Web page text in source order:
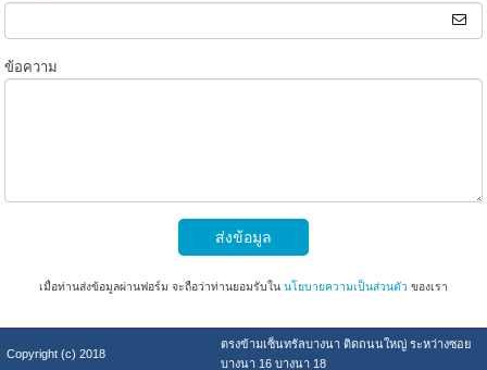
ข้อความ
ส่งข้อมูล
เมื่อท่านส่งข้อมูลผ่านฟอร์ม จะถือว่าท่านยอมรับใน นโยบายความเป็นส่วนตัว ของเรา
Copyright (c) 2018
ตรงข้ามเซ็นทรัลบางนา ติดถนนใหญ่ ระหว่างซอย
บางนา 16 บางนา 18